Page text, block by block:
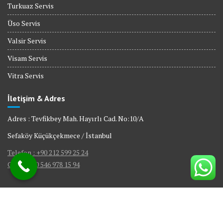
Turkuaz Servis
Üso Servis
Valsir Servis
Visam Servis
Vitra Servis
İletişim & Adres
Adres : Tevfikbey Mah. Hayırlı Cad. No:10/A
Sefaköy Küçükçekmece / İstanbul
Telefon : +90 212 599 25 24
GSM : +90 546 978 15 94